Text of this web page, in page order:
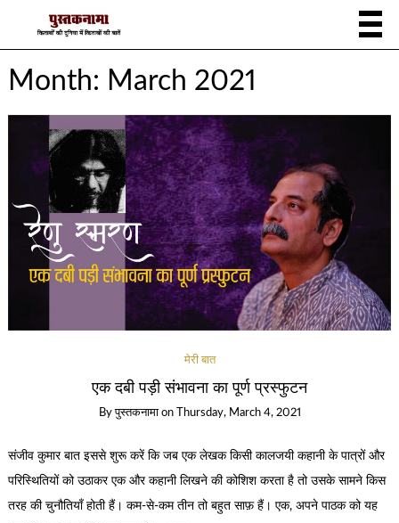
Month: March 2021
मेरी बात
एक दबी पड़ी संभावना का पूर्ण प्रस्फुटन
Byपुस्तकनामा on Thursday, March 4, 2021
संजीव कुमार बात इससे शुरू करें कि जब एक लेखक किसी कालजयी कहानी के पात्रों और
परिस्थितियों को उठाकर एक और कहानी लिखने की कोशिश करता है तो उसके सामने किस
तरह की चुनौतियाँ होती हैं। कम-से-कम तीन तो बहुत साफ़ हैं। एक, अपने पाठक को यह